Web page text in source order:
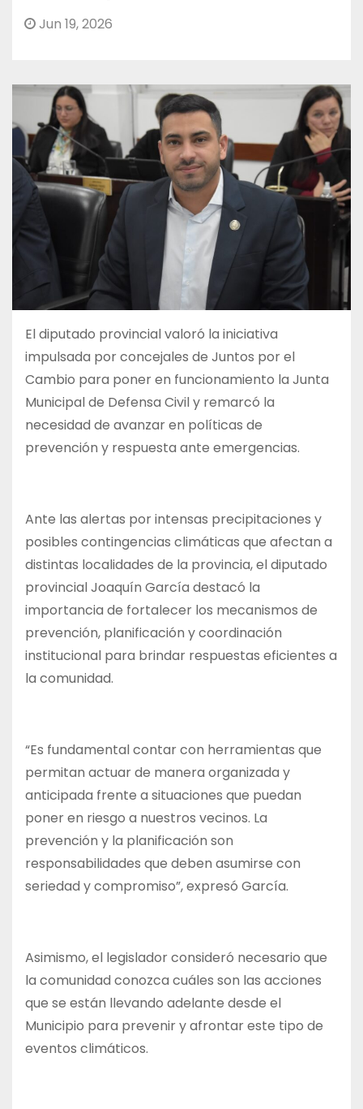
Jun 19, 2026
El diputado provincial valoró la iniciativa
impulsada por concejales de Juntos por el
Cambio para poner en funcionamiento la Junta
Municipal de Defensa Civil y remarcó la
necesidad de avanzar en políticas de
prevención y respuesta ante emergencias.
Ante las alertas por intensas precipitaciones y
posibles contingencias climáticas que afectan a
distintas localidades de la provincia, el diputado
provincial Joaquín García destacó la
importancia de fortalecer los mecanismos de
prevención, planificación y coordinación
institucional para brindar respuestas eficientes a
la comunidad.
“Es fundamental contar con herramientas que
permitan actuar de manera organizada y
anticipada frente a situaciones que puedan
poner en riesgo a nuestros vecinos. La
prevención y la planificación son
responsabilidades que deben asumirse con
seriedad y compromiso”, expresó García.
Asimismo, el legislador consideró necesario que
la comunidad conozca cuáles son las acciones
que se están llevando adelante desde el
Municipio para prevenir y afrontar este tipo de
eventos climáticos.